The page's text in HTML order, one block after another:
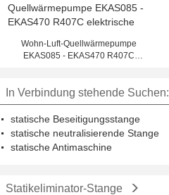
Wohn-Luft-Quellwärmepumpe
EKAS085 - EKAS470 R407C
In Verbindung stehende Suchen:
statische Beseitigungsstange
statische neutralisierende Stange
statische Antimaschine
Statikeliminator-Stange